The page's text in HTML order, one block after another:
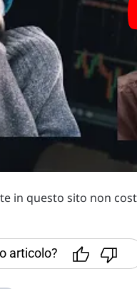
in questo sito non
articolo?